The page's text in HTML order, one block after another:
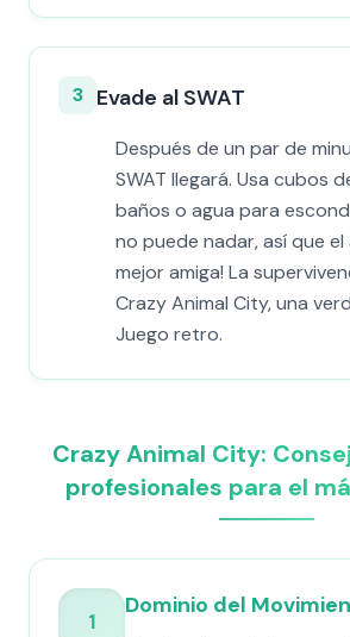
3 Evade al SWAT
Después de un par de
SWAT llegará. Usa cubos
baños o agua para
no puede nadar, así que
mejor amiga! La
Crazy Animal City, una
Juego retro.
Crazy Animal City:
profesionales para el
1
Dominio del